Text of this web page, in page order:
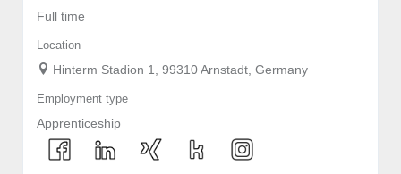
Full time
Location
Hinterm Stadion 1, 99310 Arnstadt, Germany
Employment type
Apprenticeship